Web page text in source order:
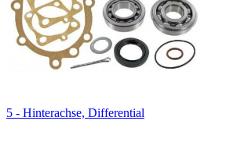
5 - Hinterachse, Differential